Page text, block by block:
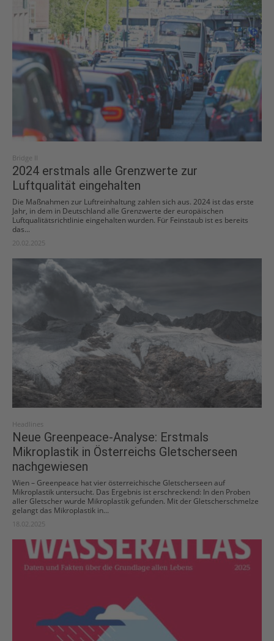
Bridge II
2024 erstmals alle Grenzwerte zur
Luftqualität eingehalten
Die Maßnahmen zur Luftreinhaltung zahlen sich aus. 2024 ist das erste
Jahr, in dem in Deutschland alle Grenzwerte der europäischen
Luftqualitätsrichtlinie eingehalten wurden. Für Feinstaub ist es bereits
das...
20.02.2025
Headlines
Neue Greenpeace-Analyse: Erstmals
Mikroplastik in Österreichs Gletscherseen
nachgewiesen
Wien – Greenpeace hat vier österreichische Gletscherseen auf
Mikroplastik untersucht. Das Ergebnis ist erschreckend: In den Proben
aller Gletscher wurde Mikroplastik gefunden. Mit der Gletscherschmelze
gelangt das Mikroplastik in...
18.02.2025